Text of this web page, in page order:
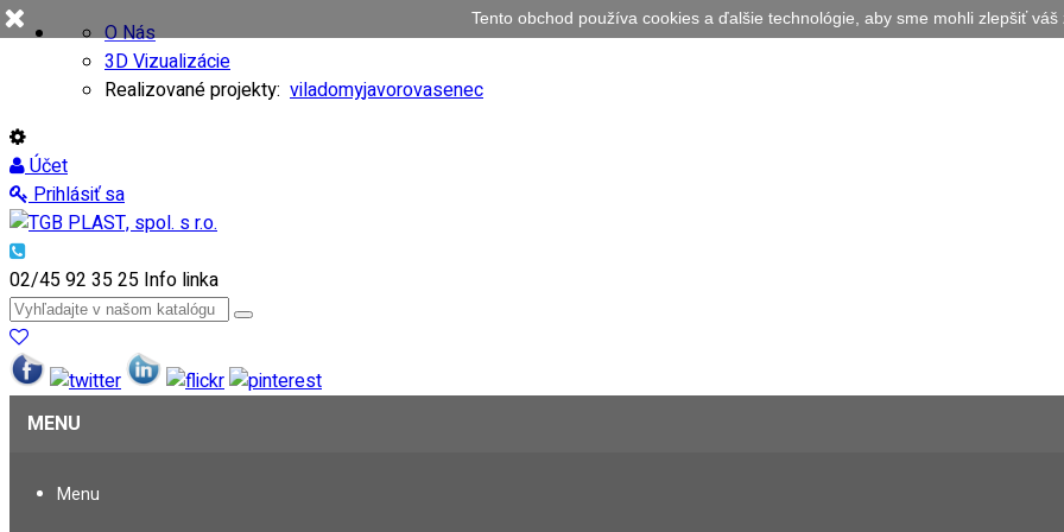
O Nás
3D Vizualizácie
Realizované projekty: viladomyjavorovasenec
Účet
Prihlásiť sa
02/45 92 35 25 Info linka
MENU
Menu
Tento obchod používa cookies a ďalšie technológie, aby sme mohli zlepšiť váš